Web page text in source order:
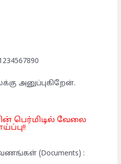
அனுப்புகிறேன்.
பெர்மிடில் வேலை
(Documents) :